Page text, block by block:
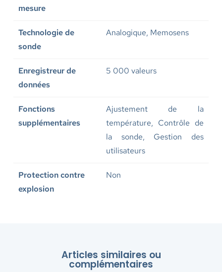
mesure
Technologie de
sonde
Analogique, Memosens
Enregistreur de
données
5 000 valeurs
Fonctions
supplémentaires
Ajustement de la
température, Contrôle de
la sonde, Gestion des
utilisateurs
Protection contre
explosion
Non
Articles similaires ou
complémentaires